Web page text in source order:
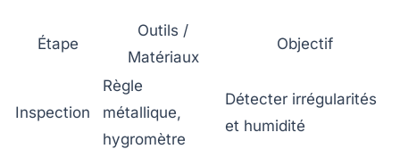
Étape
Outils /
Matériaux
Objectif
Inspection
Règle
métallique,
hygromètre
Détecter irrégularités
et humidité